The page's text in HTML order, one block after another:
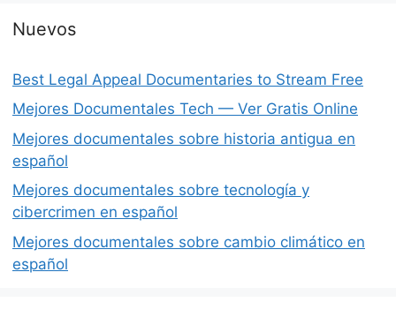
Nuevos
Best Legal Appeal Documentaries to Stream Free
Mejores Documentales Tech — Ver Gratis Online
Mejores documentales sobre historia antigua en
español
Mejores documentales sobre tecnología y
cibercrimen en español
Mejores documentales sobre cambio climático en
español